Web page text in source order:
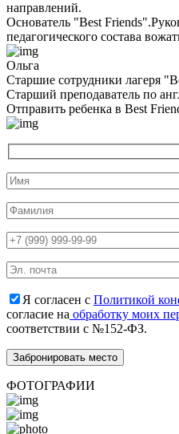
направлений.
Основатель "Best
педагогического состава
Ольга
Старшие сотрудники лагеря
Cтарший преподаватель по
Отправить ребенка в Best
Я согласен с Политикой
согласие на обработку моих
соответствии с №152-ФЗ.
ФОТОГРАФИИ